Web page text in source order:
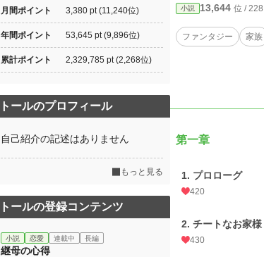
小説 13,644 位 /
ファンタジー 家族
第一章
1. プロローグ
420
2. チートなお家様
430
月間ポイント 3,380 pt (11,240位)
年間ポイント 53,645 pt (9,896位)
累計ポイント 2,329,785 pt (2,268位)
トールのプロフィール
自己紹介の記述はありません
もっと見る
トールの登録コンテンツ
小説 恋愛 連載中 長編
継母の心得